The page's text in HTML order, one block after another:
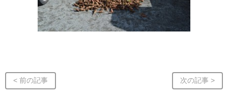
< 前の記事 次の記事 >